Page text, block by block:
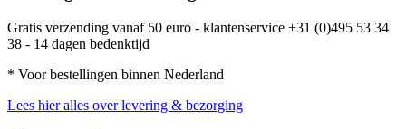
Gratis verzending vanaf 50 euro - klantenservice +31 (0)495 53 34
38 - 14 dagen bedenktijd
* Voor bestellingen binnen Nederland
Lees hier alles over levering & bezorging